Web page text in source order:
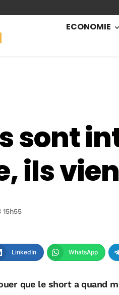
ECONOMIE
sont
ils
LinkedIn WhatsApp
que le short a quand